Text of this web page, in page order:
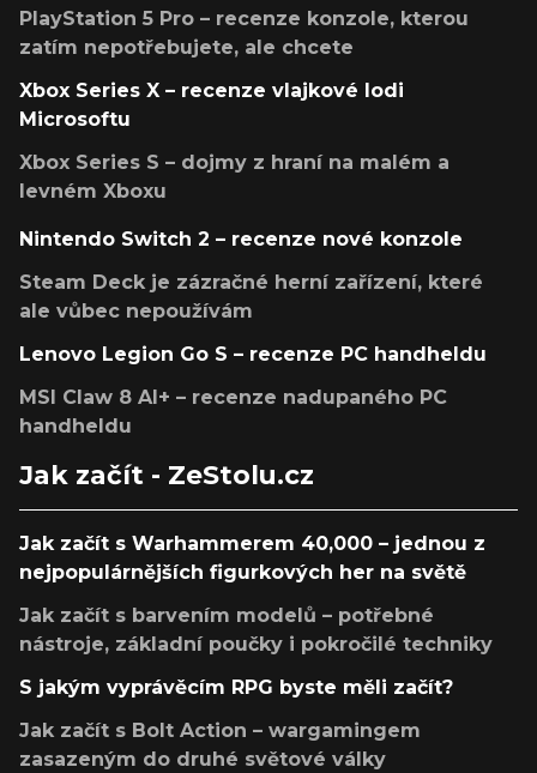
PlayStation 5 Pro – recenze konzole, kterou
zatím nepotřebujete, ale chcete
Xbox Series X – recenze vlajkové lodi
Microsoftu
Xbox Series S – dojmy z hraní na malém a
levném Xboxu
Nintendo Switch 2 – recenze nové konzole
Steam Deck je zázračné herní zařízení, které
ale vůbec nepoužívám
Lenovo Legion Go S – recenze PC handheldu
MSI Claw 8 AI+ – recenze nadupaného PC
handheldu
Jak začít - ZeStolu.cz
Jak začít s Warhammerem 40,000 – jednou z
nejpopulárnějších figurkových her na světě
Jak začít s barvením modelů – potřebné
nástroje, základní poučky i pokročilé techniky
S jakým vyprávěcím RPG byste měli začít?
Jak začít s Bolt Action – wargamingem
zasazeným do druhé světové války